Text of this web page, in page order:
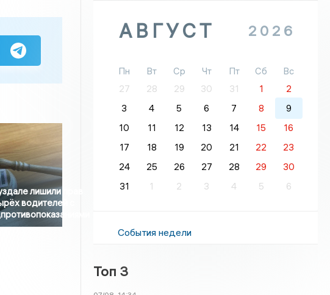
лишили прав
водителей с
АВГУСТ 2026
Пн Вт Ср Чт Пт Сб
Вс
27
28 29 30 31 1
2
3
4 5 6 7 8
9
10
11 12 13 14 15
16
17
18 19 20 21 22
23
24
25 26 27 28 29
30
31
1 2 3 4 5 6
События недели
Топ 3